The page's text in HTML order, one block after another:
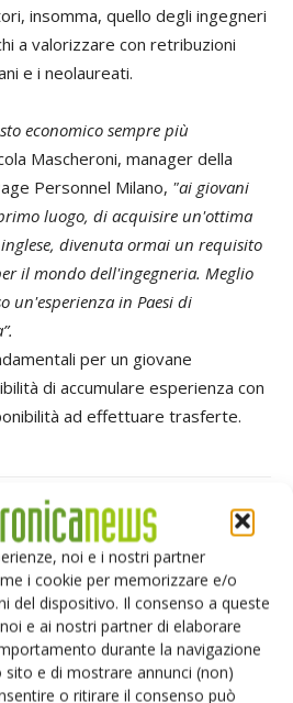
noi e i nostri partner
i cookie per memorizzare e/o
del dispositivo. Il consenso a queste
e ai nostri partner di elaborare
durante la navigazione
e di mostrare annunci (non)
o ritirare il consenso può
insomma, quello degli ingegneri
a valorizzare con retribuzioni
e i neolaureati.
economico sempre più
Mascheroni, manager della
Personnel Milano, "ai giovani
luogo, di acquisire un'ottima
divenuta ormai un requisito
il mondo dell'ingegneria. Meglio
un'esperienza in Paesi di
per un giovane
di accumulare esperienza con
ad effettuare trasferte.
Twitter